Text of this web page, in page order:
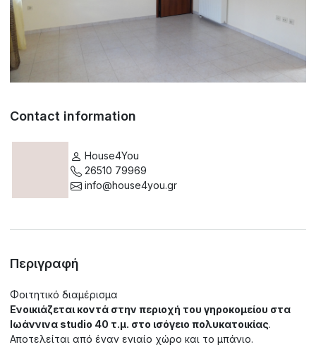
Contact information
House4You
26510 79969
info@house4you.gr
Περιγραφή
Φοιτητικό διαμέρισμα
Ενοικιάζεται κοντά στην περιοχή του γηροκομείου στα
Ιωάννινα studio 40 τ.μ. στο ισόγειο πολυκατοικίας.
Αποτελείται από έναν ενιαίο χώρο και το μπάνιο.